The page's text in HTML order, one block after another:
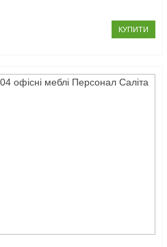
КУПИТИ